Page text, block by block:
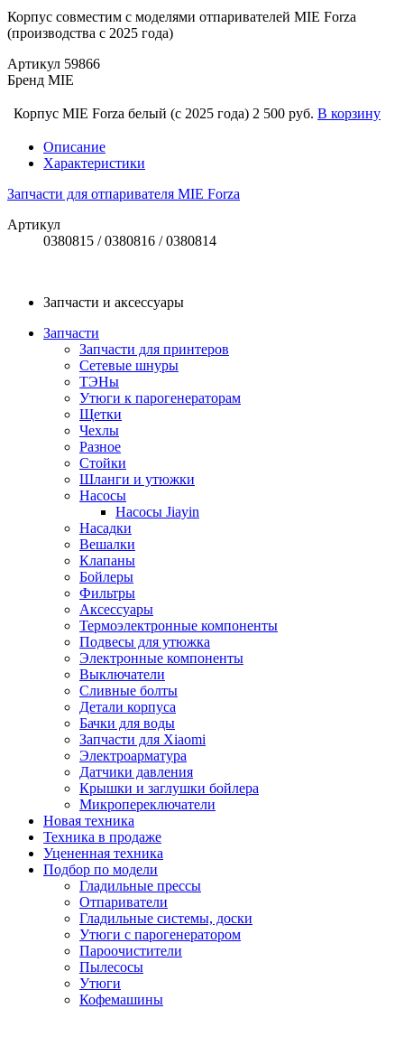
Корпус совместим с моделями отпаривателей MIE Forza
(производства с 2025 года)
Артикул 59866
Бренд MIE
Корпус MIE Forza белый (с 2025 года) 2 500 руб. В корзину
Описание
Характеристики
Запчасти для отпаривателя MIE Forza
Артикул
0380815 / 0380816 / 0380814
Запчасти и аксессуары
Запчасти
Запчасти для принтеров
Сетевые шнуры
ТЭНы
Утюги к парогенераторам
Щетки
Чехлы
Разное
Стойки
Шланги и утюжки
Насосы
Насосы Jiayin
Насадки
Вешалки
Клапаны
Бойлеры
Фильтры
Аксессуары
Термоэлектронные компоненты
Подвесы для утюжка
Электронные компоненты
Выключатели
Сливные болты
Детали корпуса
Бачки для воды
Запчасти для Xiaomi
Электроарматура
Датчики давления
Крышки и заглушки бойлера
Микропереключатели
Новая техника
Техника в продаже
Уцененная техника
Подбор по модели
Гладильные прессы
Отпариватели
Гладильные системы, доски
Утюги с парогенератором
Пароочистители
Пылесосы
Утюги
Кофемашины